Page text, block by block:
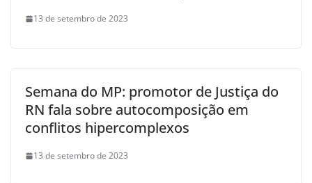
13 de setembro de 2023
Semana do MP: promotor de Justiça do
RN fala sobre autocomposição em
conflitos hipercomplexos
13 de setembro de 2023